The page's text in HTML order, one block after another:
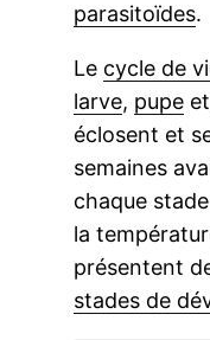
parasitoïdes.
Le cycle de
larve, pupe et
éclosent et
semaines
chaque
la
présentent
stades de